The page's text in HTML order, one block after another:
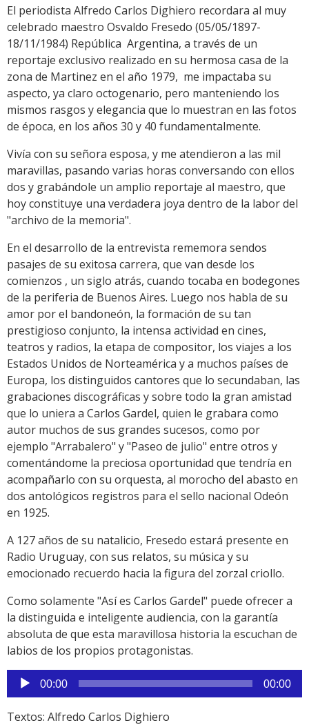
Link
El periodista Alfredo Carlos Dighiero recordara al muy
celebrado maestro Osvaldo Fresedo (05/05/1897-
18/11/1984) República Argentina, a través de un
reportaje exclusivo realizado en su hermosa casa de la
zona de Martinez en el año 1979, me impactaba su
aspecto, ya claro octogenario, pero manteniendo los
mismos rasgos y elegancia que lo muestran en las fotos
de época, en los años 30 y 40 fundamentalmente.
Vivía con su señora esposa, y me atendieron a las mil
maravillas, pasando varias horas conversando con ellos
dos y grabándole un amplio reportaje al maestro, que
hoy constituye una verdadera joya dentro de la labor del
"archivo de la memoria".
En el desarrollo de la entrevista rememora sendos
pasajes de su exitosa carrera, que van desde los
comienzos , un siglo atrás, cuando tocaba en bodegones
de la periferia de Buenos Aires. Luego nos habla de su
amor por el bandoneón, la formación de su tan
prestigioso conjunto, la intensa actividad en cines,
teatros y radios, la etapa de compositor, los viajes a los
Estados Unidos de Norteamérica y a muchos países de
Europa, los distinguidos cantores que lo secundaban, las
grabaciones discográficas y sobre todo la gran amistad
que lo uniera a Carlos Gardel, quien le grabara como
autor muchos de sus grandes sucesos, como por
ejemplo "Arrabalero" y "Paseo de julio" entre otros y
comentándome la preciosa oportunidad que tendría en
acompañarlo con su orquesta, al morocho del abasto en
dos antológicos registros para el sello nacional Odeón
en 1925.
A 127 años de su natalicio, Fresedo estará presente en
Radio Uruguay, con sus relatos, su música y su
emocionado recuerdo hacia la figura del zorzal criollo.
Como solamente "Así es Carlos Gardel" puede ofrecer a
la distinguida e inteligente audiencia, con la garantía
absoluta de que esta maravillosa historia la escuchan de
labios de los propios protagonistas.
Reproductor
de
audio
00:00 00:00
Textos: Alfredo Carlos Dighiero